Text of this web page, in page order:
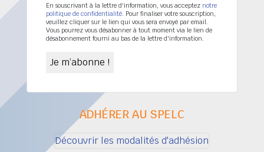
En souscrivant à la lettre d'information, vous acceptez notre
politique de confidentialité. Pour finaliser votre souscription,
veuillez cliquer sur le lien qui vous sera envoyé par email.
Vous pourrez vous désabonner à tout moment via le lien de
désabonnement fourni au bas de la lettre d'information.
ADHÉRER AU SPELC
Découvrir les modalités d'adhésion